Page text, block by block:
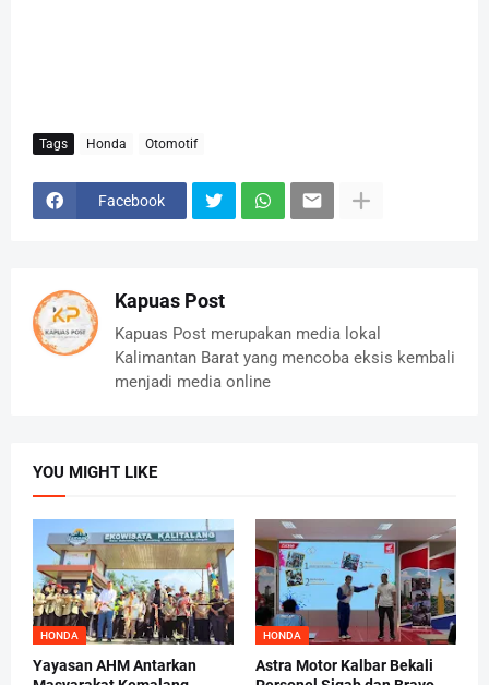
Tags Honda Otomotif
Facebook
Kapuas Post
Kapuas Post merupakan media lokal
Kalimantan Barat yang mencoba eksis kembali
menjadi media online
YOU MIGHT LIKE
HONDA
Yayasan AHM Antarkan
HONDA
Astra Motor Kalbar Bekali